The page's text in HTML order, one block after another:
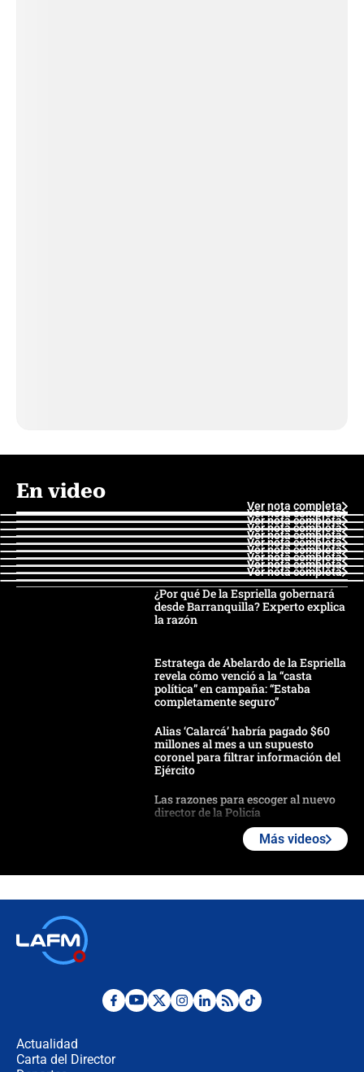
En video
Ver nota completa
Ver nota completa
Ver nota completa
Ver nota completa
Ver nota completa
Ver nota completa
Ver nota completa
Ver nota completa
Ver nota completa
Ver nota completa
¿Por qué De la Espriella gobernará
desde Barranquilla? Experto explica
la razón
Estratega de Abelardo de la Espriella
revela cómo venció a la “casta
política” en campaña: “Estaba
completamente seguro”
Alias ‘Calarcá’ habría pagado $60
millones al mes a un supuesto
coronel para filtrar información del
Ejército
Las razones para escoger al nuevo
director de la Policía
"No hubo fraude ni posibilidad de
Más videos
Actualidad
Carta del Director